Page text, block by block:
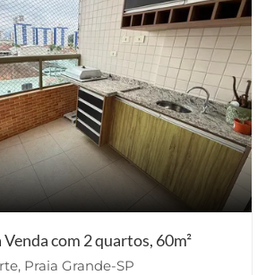
com 2 quartos, 60m²
Praia Grande-SP